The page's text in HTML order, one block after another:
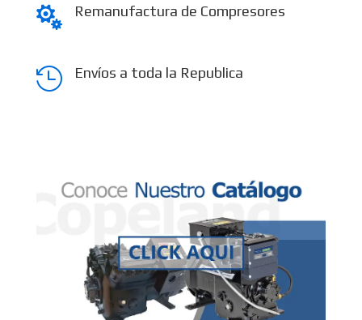
 Remanufactura de Compresores
 Envíos a toda la Republica